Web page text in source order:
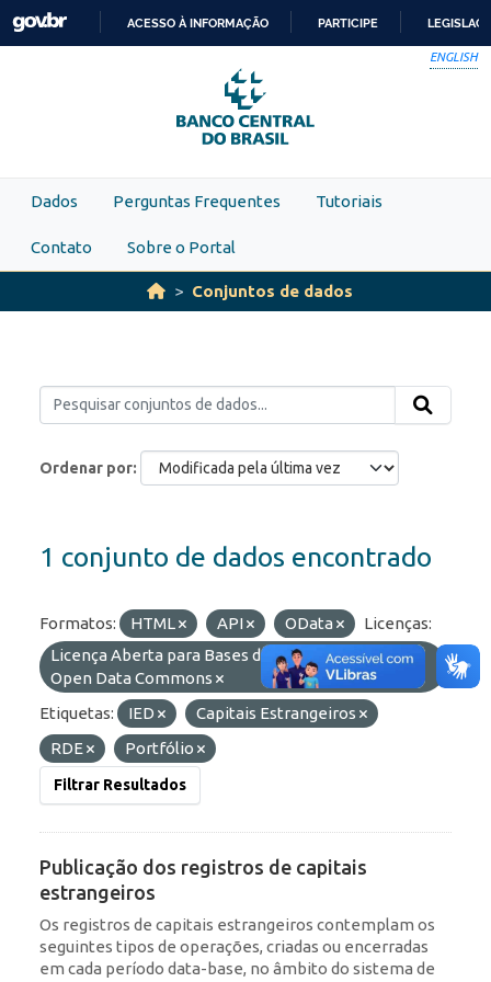
Skip to main content
PARA
O
CONTEÚDO
ACESSO À INFORMAÇÃO PARTICIPE
ENGLISH
Dados Perguntas Frequentes Tutoriais
Contato Sobre o Portal
Conjuntos de dados
Ordenar por
1 conjunto de dados encontrado
Formatos: HTML API OData
Licenças:
Licença Aberta para Bases de Dados (ODbL) do
Open Data Commons
Etiquetas:
IED
Capitais Estrangeiros
RDE
Portfólio
Filtrar Resultados
Publicação dos registros de capitais
estrangeiros
Os registros de capitais estrangeiros contemplam os
seguintes tipos de operações, criadas ou encerradas
em cada período data-base, no âmbito do sistema de